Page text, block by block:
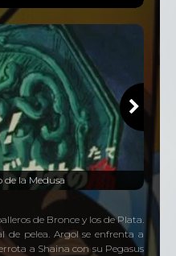
de la Medusa
de Bronce y los de Plata.
de pelea. Argol se enfrenta a
a Shaina con su Pegasus